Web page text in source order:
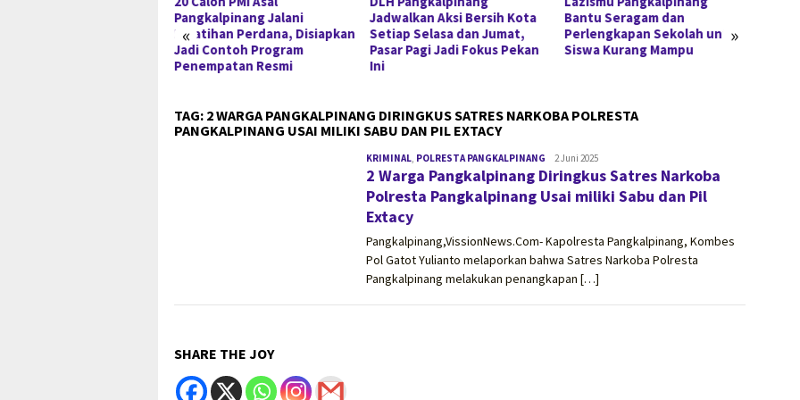
« »
Pangkalpinang Jalani
Pelatihan Perdana, Disiapkan
Jadi Contoh Program
Penempatan Resmi
Jadwalkan Aksi Bersih Kota
Setiap Selasa dan Jumat,
Pasar Pagi Jadi Fokus Pekan
Ini
Bantu Seragam dan
Perlengkapan Sekolah untuk
Siswa Kurang Mampu
TAG: 2 WARGA PANGKALPINANG DIRINGKUS SATRES NARKOBA POLRESTA
PANGKALPINANG USAI MILIKI SABU DAN PIL EXTACY
KRIMINAL, POLRESTA PANGKALPINANG vissionnews.com
2 Juni 2025
2 Warga Pangkalpinang Diringkus Satres Narkoba
Polresta Pangkalpinang Usai miliki Sabu dan Pil
Extacy
Pangkalpinang,VissionNews.Com- Kapolresta Pangkalpinang, Kombes
Pol Gatot Yulianto melaporkan bahwa Satres Narkoba Polresta
Pangkalpinang melakukan penangkapan […]
SHARE THE JOY